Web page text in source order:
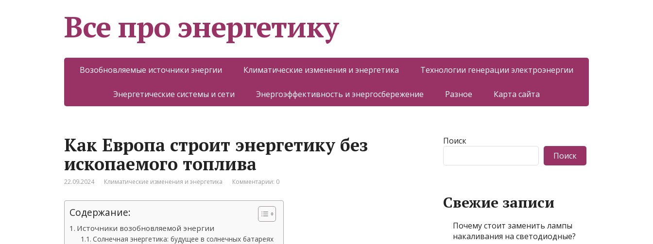
Все про энергетику
Возобновляемые источники энергии Климатические изменения и энергетика Технологии генерации электроэнергии
Энергетические системы и сети Энергоэффективность и энергосбережение Разное Карта сайта
Как Европа строит энергетику без
ископаемого топлива
22.09.2024 Климатические изменения и энергетика Комментарии: 0
Содержание:
Источники возобновляемой энергии
Солнечная энергетика: будущее в солнечных батареях
Поиск
Поиск
Свежие записи
Почему стоит заменить лампы
накаливания на светодиодные?